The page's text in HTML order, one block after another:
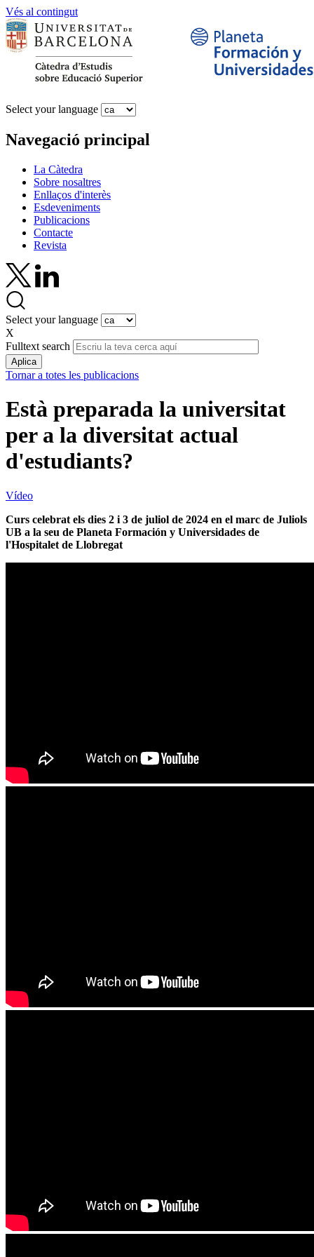
Vés al contingut
Select your language
Navegació principal
La Càtedra
Sobre nosaltres
Enllaços d'interès
Esdeveniments
Publicacions
Contacte
Revista
Select your language
X
Fulltext search
Tornar a totes les publicacions
Està preparada la universitat
per a la diversitat actual
d'estudiants?
Vídeo
Curs celebrat els dies 2 i 3 de juliol de 2024 en el marc de Juliols
UB a la seu de Planeta Formación y Universidades de
l'Hospitalet de Llobregat